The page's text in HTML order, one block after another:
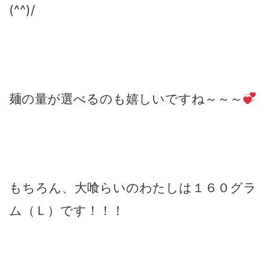
(^^)/
麺の量が選べるのも嬉しいですね～～～
もちろん、大喰らいのわたしは１６０グラ
ム（Ｌ）です！！！